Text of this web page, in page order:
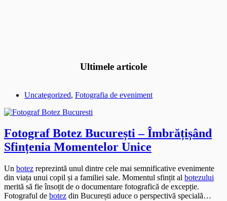
Ultimele articole
Uncategorized, Fotografia de eveniment
Fotograf Botez București – Îmbrățișând
Sfințenia Momentelor Unice
Un botez reprezintă unul dintre cele mai semnificative evenimente
din viața unui copil și a familiei sale. Momentul sfințit al botezului
merită să fie însoțit de o documentare fotografică de excepție.
Fotograful de botez din București aduce o perspectivă specială…